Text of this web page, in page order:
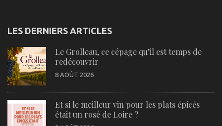
LES DERNIERS ARTICLES
Le Grolleau, ce cépage qu’il est temps de
redécouvrir
8 AOÛT 2026
Et si le meilleur vin pour les plats épicés
était un rosé de Loire ?